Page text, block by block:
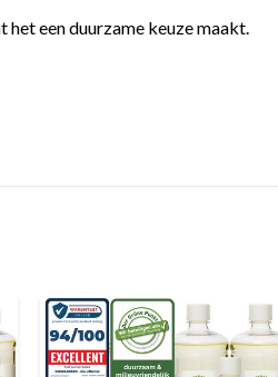
een duurzame keuze maakt.